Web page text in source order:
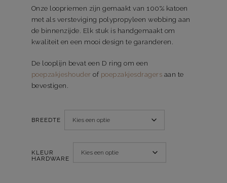
Onze loopriemen zijn gemaakt van 100% katoen
met als versteviging polypropyleen webbing aan
de binnenzijde. Elk stuk is handgemaakt om
kwaliteit en een mooi design te garanderen.
De looplijn bevat een D ring om een
poepzakjeshouder of poepzakjesdragers aan te
bevestigen.
BREEDTE
KLEUR
HARDWARE